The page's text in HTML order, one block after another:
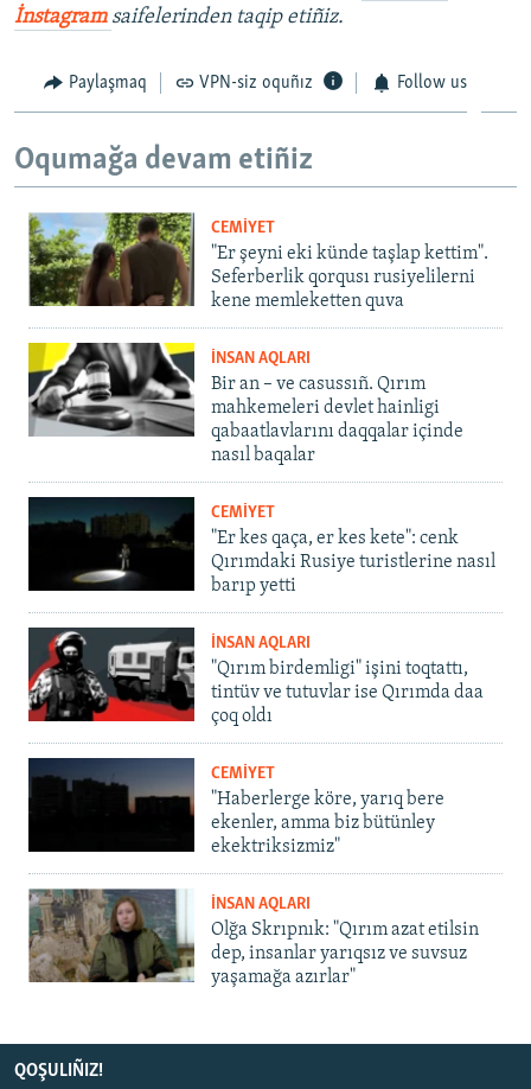
İnstagram saifelerinden taqip etiñiz.
Paylaşmaq VPN-siz oquñız Follow us
Oqumağa devam etiñiz
CEMİYET
"Er şeyni eki künde taşlap kettim".
Seferberlik qorqusı rusiyelilerni
kene memleketten quva
İNSAN AQLARI
Bir an – ve casussıñ. Qırım
mahkemeleri devlet hainligi
qabaatlavlarını daqqalar içinde
nasıl baqalar
CEMİYET
"Er kes qaça, er kes kete": cenk
Qırımdaki Rusiye turistlerine nasıl
barıp yetti
İNSAN AQLARI
"Qırım birdemligi" işini toqtattı,
tintüv ve tutuvlar ise Qırımda daa
çoq oldı
CEMİYET
"Haberlerge köre, yarıq bere
ekenler, amma biz bütünley
ekektriksizmiz"
İNSAN AQLARI
Olğa Skrıpnık: "Qırım azat etilsin
dep, insanlar yarıqsız ve suvsuz
yaşamağa azırlar"
QOŞULIÑIZ!